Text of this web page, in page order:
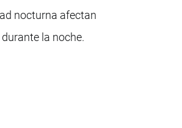
nocturna afectan
la noche.